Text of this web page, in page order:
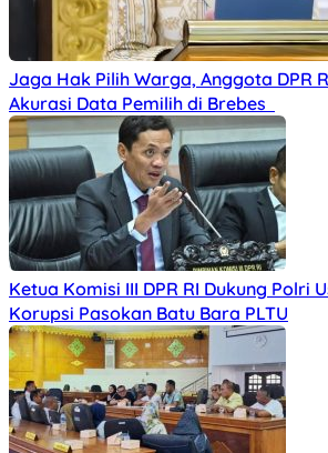
Jaga Hak Pilih Warga, Anggota DPR
Akurasi Data Pemilih di Brebes
Ketua Komisi III DPR RI Dukung Polri
Korupsi Pasokan Batu Bara PLTU